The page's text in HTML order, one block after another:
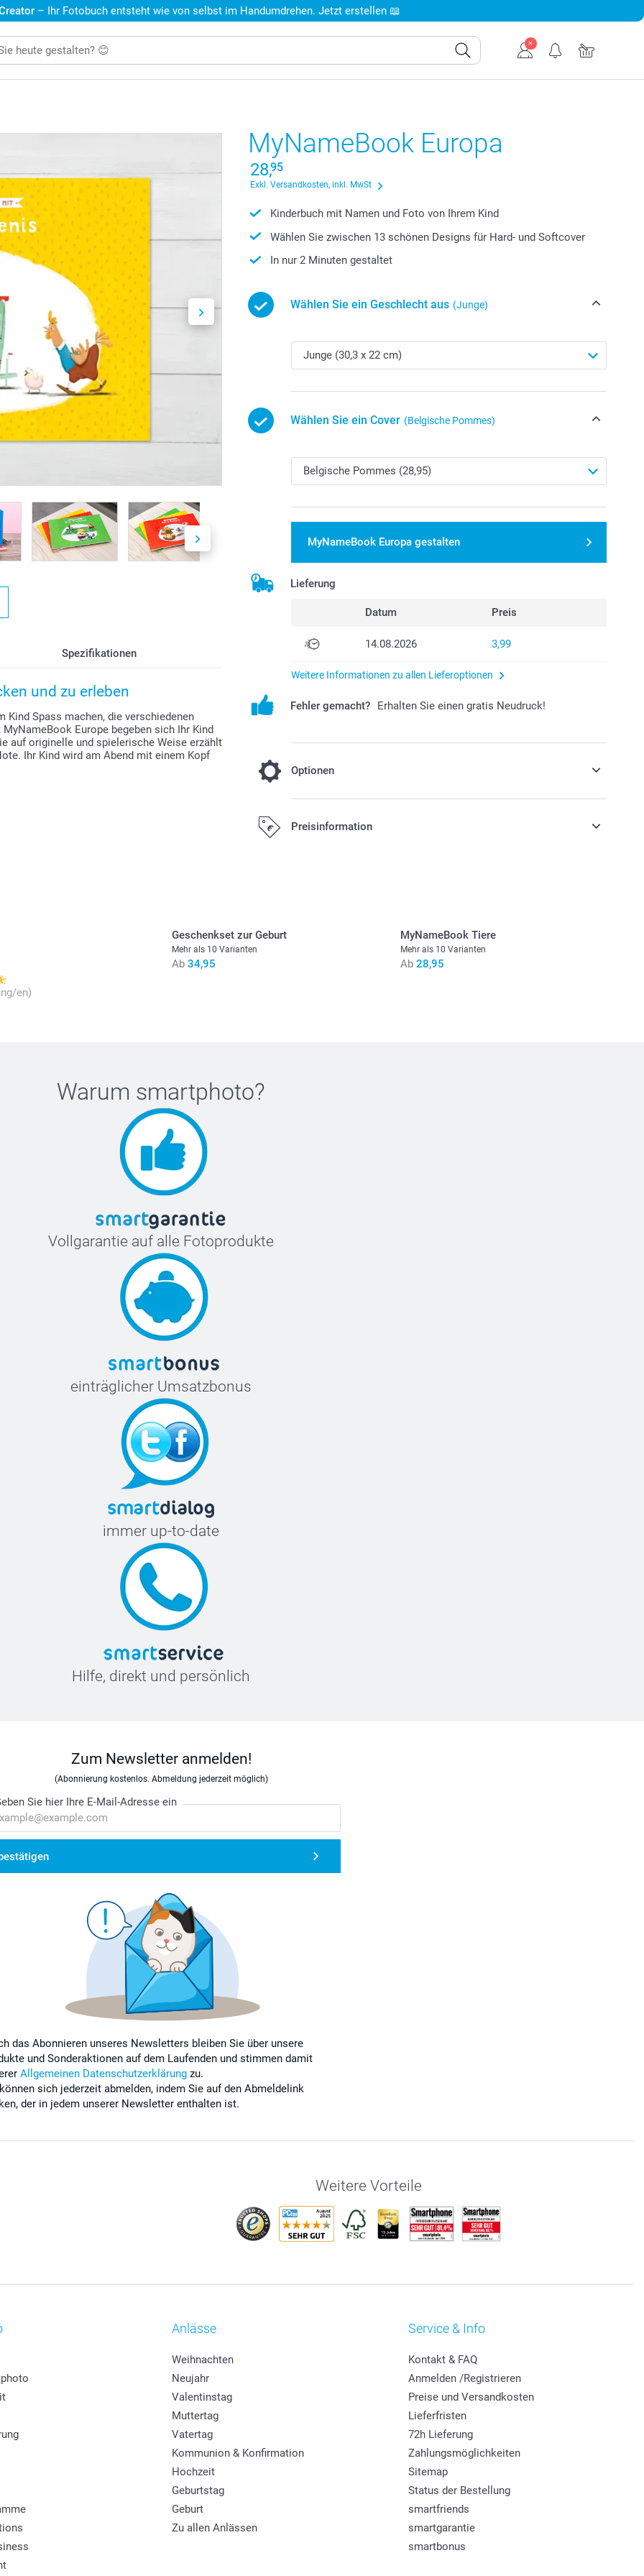
– Ihr Fotobuch entsteht wie von selbst im Handumdrehen. Jetzt erstellen 📖
Spezifikationen
und zu erleben
Spass machen, die verschiedenen
Europe begeben sich Ihr Kind
auf originelle und spielerische Weise erzählt
Ihr Kind wird am Abend mit einem Kopf
MyNameBook Europa
28,95
Exkl. Versandkosten, inkl. MwSt
Kinderbuch mit Namen und Foto von Ihrem Kind
Wählen Sie zwischen 13 schönen Designs für Hard- und Softcover
In nur 2 Minuten gestaltet
Wählen Sie ein Geschlecht aus (Junge)
Wählen Sie ein Cover (Belgische Pommes)
MyNameBook Europa gestalten
Lieferung
Datum Preis
14.08.2026 3,99
Weitere Informationen zu allen Lieferoptionen
Fehler gemacht? Erhalten Sie einen gratis Neudruck!
Optionen
Fester Einband für eine längere Haltbarkeit des
Erinnerungsstücks
Preisinformation
en)
Geschenkset zur Geburt
Mehr als 10 Varianten
Ab 34,95
MyNameBook Tiere
Mehr als 10 Varianten
Ab 28,95
Warum smartphoto?
Vollgarantie auf alle Fotoprodukte
einträglicher Umsatzbonus
immer up-to-date
Hilfe, direkt und persönlich
Zum Newsletter anmelden!
(Abonnierung kostenlos. Abmeldung jederzeit möglich)
Sie hier Ihre E-Mail-Adresse ein
das Abonnieren unseres Newsletters bleiben Sie über unsere
und Sonderaktionen auf dem Laufenden und stimmen damit
Allgemeinen Datenschutzerklärung zu.
sich jederzeit abmelden, indem Sie auf den Abmeldelink
der in jedem unserer Newsletter enthalten ist.
Weitere Vorteile
Anlässe
Weihnachten
Neujahr
Valentinstag
Muttertag
Vatertag
Kommunion & Konfirmation
Hochzeit
Geburtstag
Geburt
Zu allen Anlässen
Service & Info
Kontakt & FAQ
Anmelden /Registrieren
Preise und Versandkosten
Lieferfristen
72h Lieferung
Zahlungsmöglichkeiten
Sitemap
Status der Bestellung
smartfriends
smartgarantie
smartbonus